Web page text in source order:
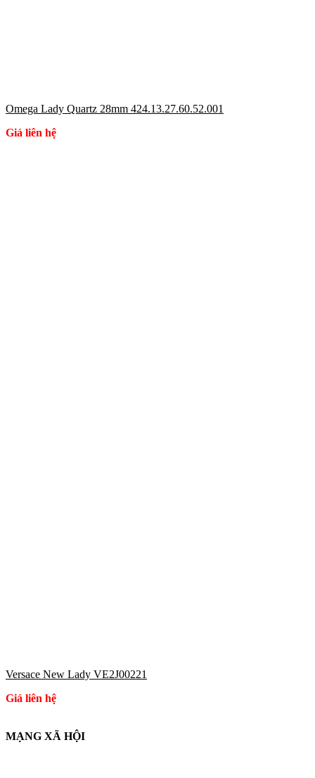
Omega Lady Quartz 28mm 424.13.27.60.52.001
Giá liên hệ
Versace New Lady VE2J00221
Giá liên hệ
MẠNG XÃ HỘI